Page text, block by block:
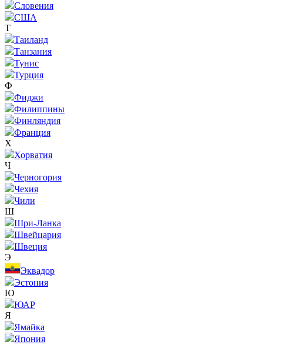
Словения
США
Т
Таиланд
Танзания
Тунис
Турция
Ф
Фиджи
Филиппины
Финляндия
Франция
Х
Хорватия
Ч
Черногория
Чехия
Чили
Ш
Шри-Ланка
Швейцария
Швеция
Э
Эквадор
Эстония
Ю
ЮАР
Я
Ямайка
Япония